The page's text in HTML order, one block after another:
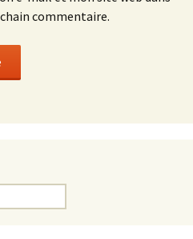
commentaire.